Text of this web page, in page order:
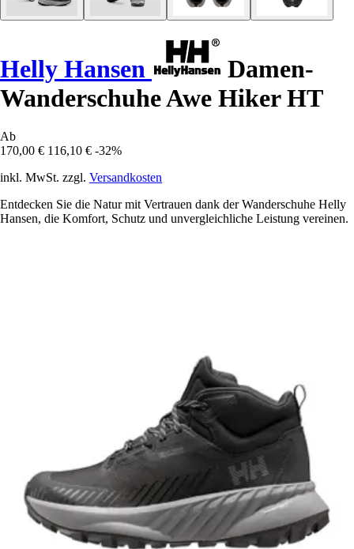
Helly Hansen
Damen-
Wanderschuhe Awe Hiker HT
Ab
170,00 € 116,10 € -32%
inkl. MwSt. zzgl. Versandkosten
Entdecken Sie die Natur mit Vertrauen dank der Wanderschuhe Helly
Hansen, die Komfort, Schutz und unvergleichliche Leistung vereinen.